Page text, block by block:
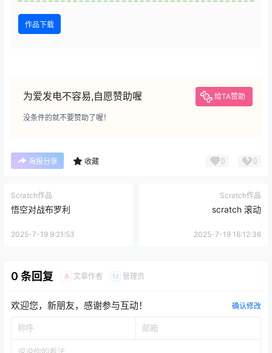
作品下载
为爱发电不容易,自愿赞助喔 给TA赞助
没条件的就不要赞助了喔！
海报分享 收藏 0 0
Scratch作品
悟空对战布罗利
2025-7-19 9:21:53
Scratch作品
scratch 滚动
2025-7-19 16:12:36
0 条回复 A 文章作者 M 管理员
欢迎您，新朋友，感谢参与互动！ 确认修改